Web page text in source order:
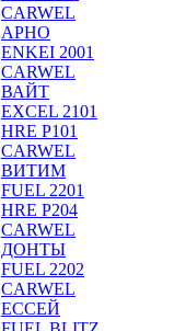
CARWEL
АРНО
ENKEI 2001
CARWEL
ВАЙТ
EXCEL 2101
HRE P101
CARWEL
ВИТИМ
FUEL 2201
HRE P204
CARWEL
ДОНТЫ
FUEL 2202
CARWEL
ЕССЕЙ